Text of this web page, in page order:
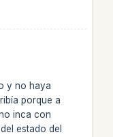
y no haya
porque a
inca con
estado del